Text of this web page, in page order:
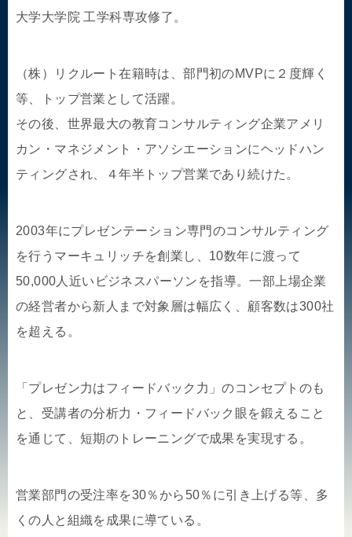
大学大学院 工学科専攻修了。
（株）リクルート在籍時は、部門初のMVPに２度輝く
等、トップ営業として活躍。
その後、世界最大の教育コンサルティング企業アメリ
カン・マネジメント・アソシエーションにヘッドハン
ティングされ、４年半トップ営業であり続けた。
2003年にプレゼンテーション専門のコンサルティング
を行うマーキュリッチを創業し、10数年に渡って
50,000人近いビジネスパーソンを指導。一部上場企業
の経営者から新人まで対象層は幅広く、顧客数は300社
を超える。
「プレゼン力はフィードバック力」のコンセプトのも
と、受講者の分析力・フィードバック眼を鍛えること
を通じて、短期のトレーニングで成果を実現する。
営業部門の受注率を30％から50％に引き上げる等、多
くの人と組織を成果に導ている。